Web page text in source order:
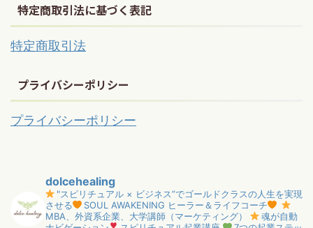
特定商取引法に基づく表記
特定商取引法
プライバシーポリシー
プライバシーポリシー
dolcehealing
"スピリチュアル × ビジネス”でゴールドクラスの人生を実現
させる
SOUL AWAKENING ヒーラー＆ライフコーチ
MBA、外資系企業、大学講師（マーケティング）
魂が自動